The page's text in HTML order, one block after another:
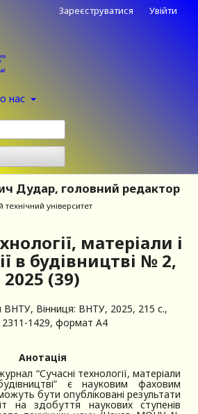
нас
Зареєструватися Увійти
Дудар, головний редактор
університет
матеріали і
в будівництві № 2,
2025 (39)
ВНТУ, Вінниця: ВНТУ, 2025, 215 с.,
2311-1429, формат A4
Анотація
“Сучасні технології, матеріали
є науковим фаховим
бути опубліковані результати
на здобуття наукових ступенів